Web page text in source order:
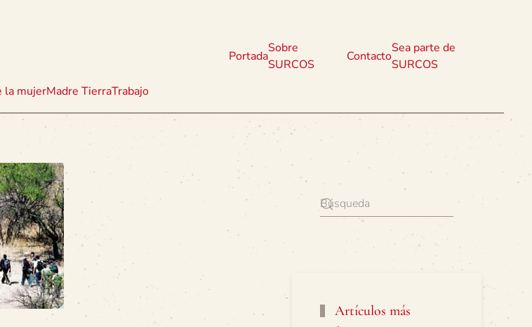
la mujerMadre TierraTrabajo
Portada
Sobre
SURCOS
Contacto
Sea parte de
SURCOS
Artículos más